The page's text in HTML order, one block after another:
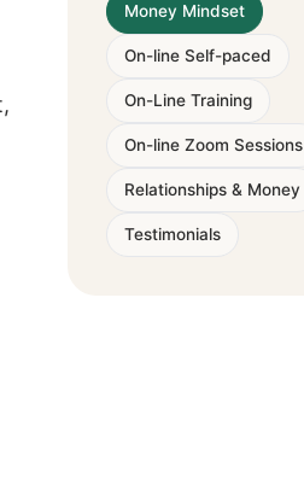
Money Mindset
On-line Self-paced
On-Line Training
On-line Zoom Sessions
Relationships & Money
Testimonials